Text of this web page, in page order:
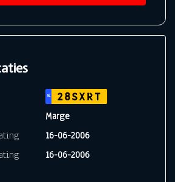
NL
28SXRT
Marge
16-06-2006
16-06-2006